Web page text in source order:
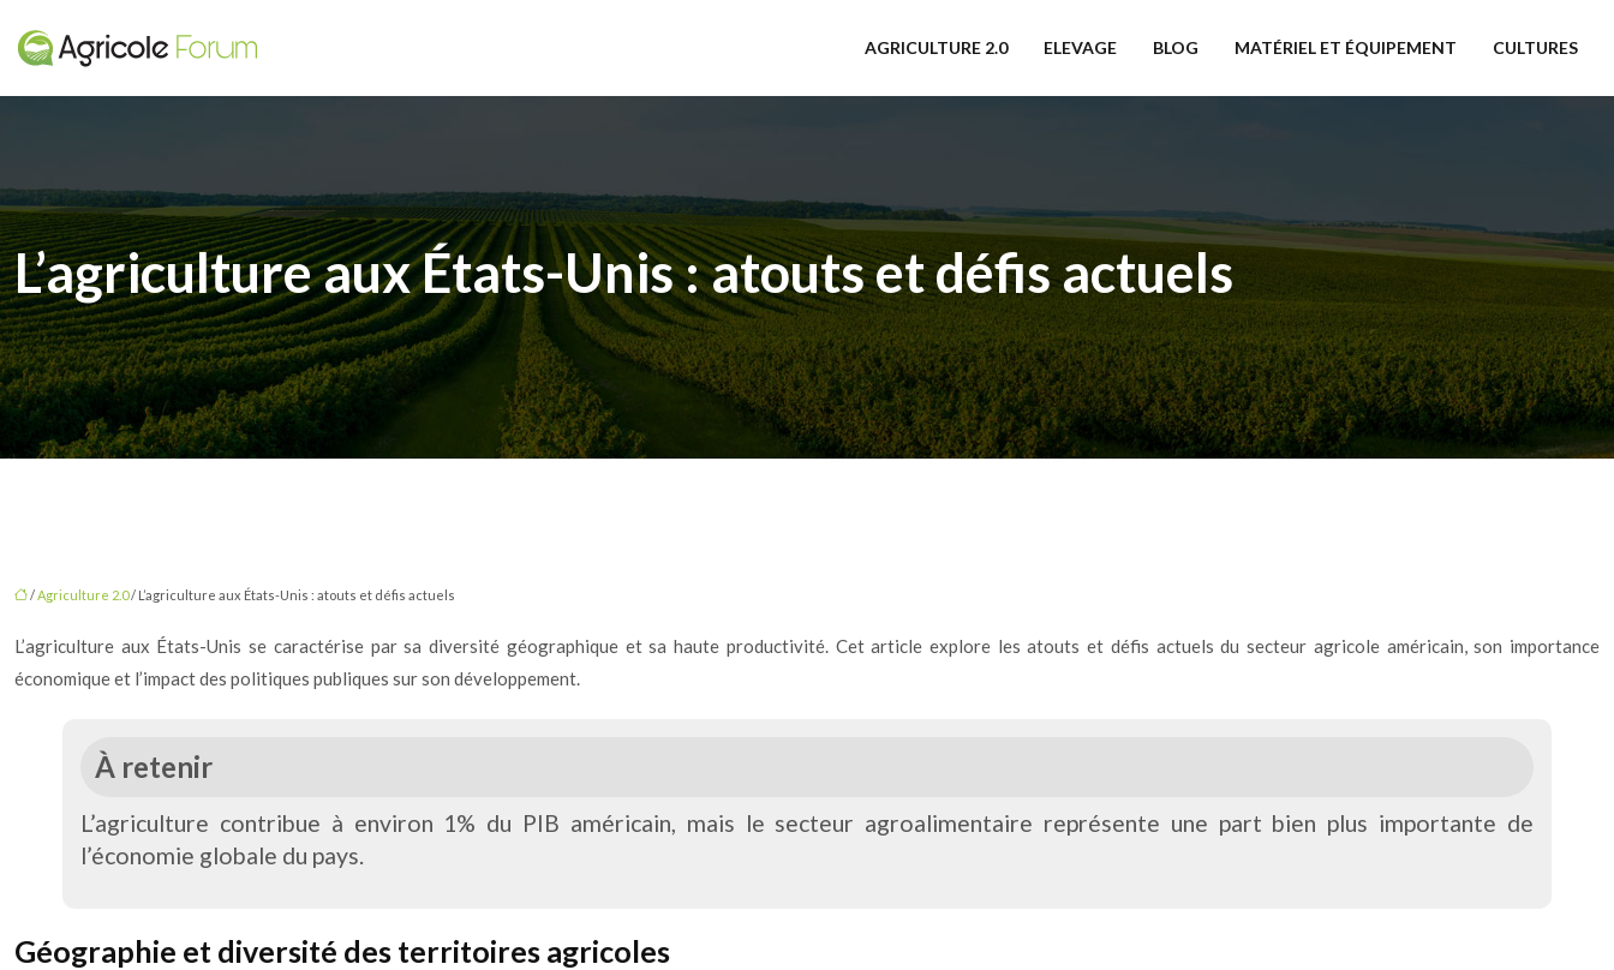
AGRICULTURE 2.0 ELEVAGE BLOG MATÉRIEL ET ÉQUIPEMENT CULTURES
L’agriculture aux États-Unis : atouts et défis actuels
/Agriculture 2.0/ L’agriculture aux États-Unis : atouts et défis actuels
L’agriculture aux États-Unis se caractérise par sa diversité géographique et sa haute productivité. Cet article explore les atouts et défis actuels du secteur agricole américain, son importance
économique et l’impact des politiques publiques sur son développement.
À retenir
L’agriculture contribue à environ 1% du PIB américain, mais le secteur agroalimentaire représente une part bien plus importante de
l’économie globale du pays.
Géographie et diversité des territoires agricoles